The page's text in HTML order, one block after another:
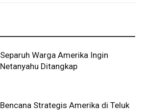
Separuh Warga Amerika Ingin
Netanyahu Ditangkap
Bencana Strategis Amerika di Teluk